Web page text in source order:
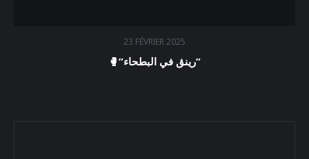
23 FÉVRIER 2025
🥊”رينڨ في البطحاء”